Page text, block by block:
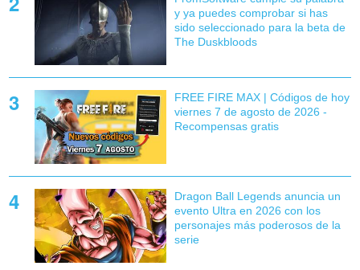
y ya puedes comprobar si has
sido seleccionado para la beta de
The Duskbloods
FREE FIRE MAX | Códigos de hoy
viernes 7 de agosto de 2026 -
Recompensas gratis
Dragon Ball Legends anuncia un
evento Ultra en 2026 con los
personajes más poderosos de la
serie